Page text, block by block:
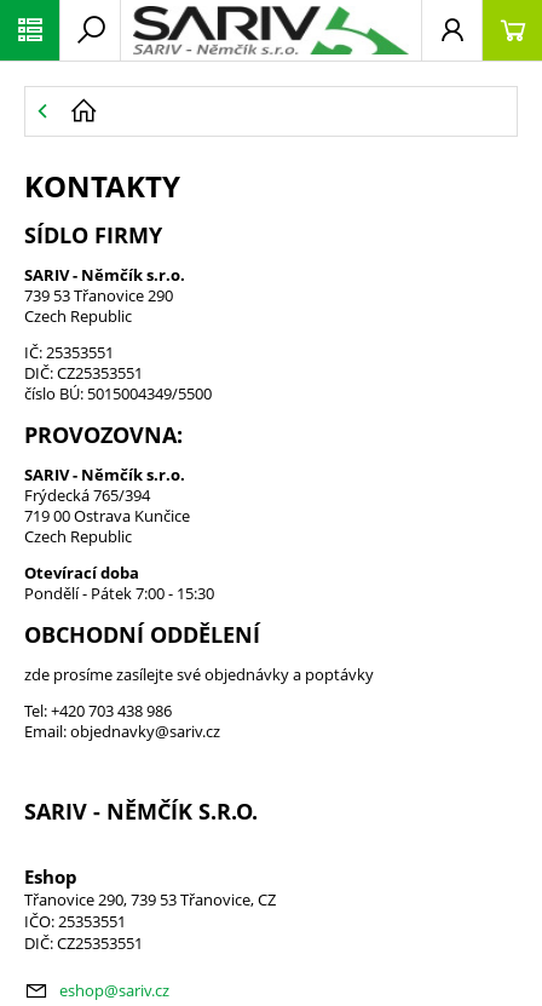
KONTAKTY
SÍDLO FIRMY
SARIV - Němčík s.r.o.
739 53 Třanovice 290
Czech Republic
IČ:25353551
DIČ:CZ25353551
číslo BÚ: 5015004349/5500
PROVOZOVNA:
SARIV - Němčík s.r.o.
Frýdecká 765/394
719 00 Ostrava Kunčice
Czech Republic
Otevírací doba
Pondělí - Pátek 7:00 - 15:30
OBCHODNÍ ODDĚLENÍ
zde prosíme zasílejte své objednávky a poptávky
Tel:+420 703 438 986
Email:objednavky@sariv.cz
SARIV - NĚMČÍK S.R.O.
Eshop
Třanovice 290, 739 53 Třanovice, CZ
IČO: 25353551
DIČ: CZ25353551
eshop@sariv.cz